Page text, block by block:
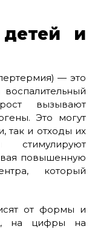
и
— это
вызывают
Это могут
так и отходы их
стимулируют
повышенную
который
от формы и
на цифры на